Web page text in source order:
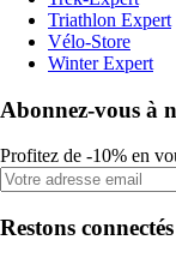
Triathlon Expert
Vélo-Store
Winter Expert
Abonnez-vous à
Profitez de -10% en
Restons connectés